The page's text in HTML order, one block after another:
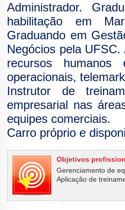
Administrador.
habilitação em
Graduando em
Negócios pela
recursos humanos
operacionais,
Instrutor de
empresarial nas
equipes comerciais.
Carro próprio e
Objetivos
Gerenciamento de
Aplicação de